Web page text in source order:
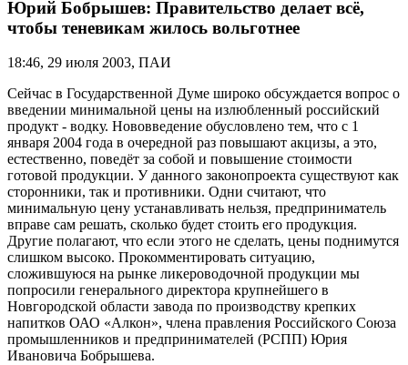
Юрий Бобрышев: Правительство делает всё,
чтобы теневикам жилось вольготнее
18:46, 29 июля 2003, ПАИ
Сейчас в Государственной Думе широко обсуждается вопрос о
введении минимальной цены на излюбленный российский
продукт - водку. Нововведение обусловлено тем, что с 1
января 2004 года в очередной раз повышают акцизы, а это,
естественно, поведёт за собой и повышение стоимости
готовой продукции. У данного законопроекта существуют как
сторонники, так и противники. Одни считают, что
минимальную цену устанавливать нельзя, предприниматель
вправе сам решать, сколько будет стоить его продукция.
Другие полагают, что если этого не сделать, цены поднимутся
слишком высоко. Прокомментировать ситуацию,
сложившуюся на рынке ликероводочной продукции мы
попросили генерального директора крупнейшего в
Новгородской области завода по производству крепких
напитков ОАО «Алкон», члена правления Российского Союза
промышленников и предпринимателей (РСПП) Юрия
Ивановича Бобрышева.